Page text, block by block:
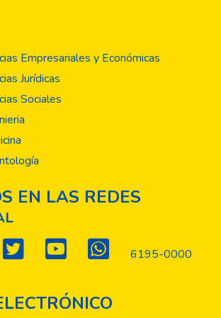
jóvenes está realizando actividad física
Physical Activity
Questionnaire, cues tionario internacional de
física 5 días a la semana con un
diario de 3 horas, lo que resulta
muy poco, mientras que el 97 % de los
poseían una computadora y en
tres horas al día según cuestionario
uso de tecnología (ASAQ: Adolescent
Activity Questionnaire,
cuestionario de actividad sedentaria en
adolescentes).
Empresariales y Económicas
Jurídicas
Sociales
EN LAS REDES
6195-0000